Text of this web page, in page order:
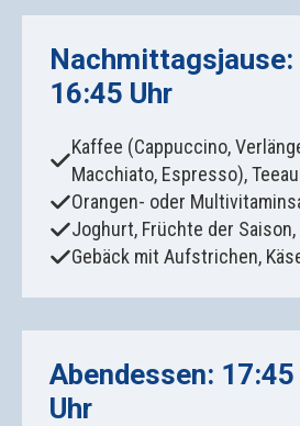
Nachmittagsjause:
16:45 Uhr
Kaffee (Cappuccino,
Macchiato, Espresso),
Orangen- oder
Joghurt, Früchte der
Gebäck mit Aufstrichen,
Abendessen:
Uhr